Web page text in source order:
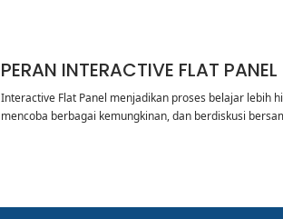
PERAN INTERACTIVE FLAT
Interactive Flat Panel menjadikan proses belajar lebih
mencoba berbagai kemungkinan, dan berdiskusi